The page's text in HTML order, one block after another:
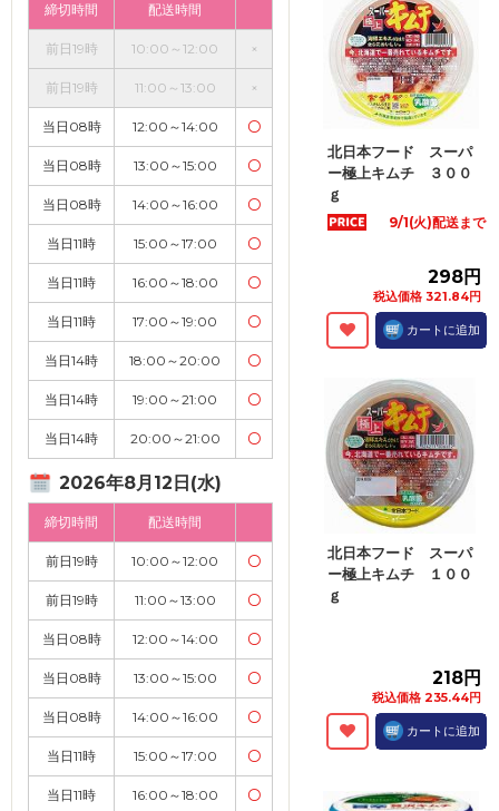
締切時間 配送時間
前日19時 10:00～12:00 ×
前日19時 11:00～13:00 ×
当日08時 12:00～14:00 〇
当日08時 13:00～15:00 〇
当日08時 14:00～16:00 〇
当日11時 15:00～17:00 〇
当日11時 16:00～18:00 〇
当日11時 17:00～19:00 〇
当日14時 18:00～20:00 〇
当日14時 19:00～21:00 〇
当日14時 20:00～21:00 〇
2026年8月12日(水)
締切時間 配送時間
前日19時 10:00～12:00 〇
前日19時 11:00～13:00 〇
当日08時 12:00～14:00 〇
当日08時 13:00～15:00 〇
当日08時 14:00～16:00 〇
当日11時 15:00～17:00 〇
当日11時 16:00～18:00 〇
北日本フード スーパ
ー極上キムチ ３００
ｇ
9/1(火)配送まで
298円
税込価格 321.84円
カートに追加
北日本フード スーパ
ー極上キムチ １００
ｇ
218円
税込価格 235.44円
カートに追加